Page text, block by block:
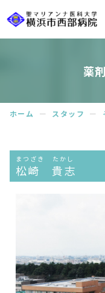
薬
ホーム ー スタッフ ー
まつざき たかし
松崎 貴志